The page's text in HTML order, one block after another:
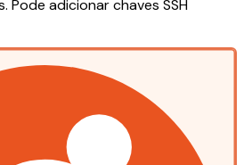
Pode adicionar chaves SSH